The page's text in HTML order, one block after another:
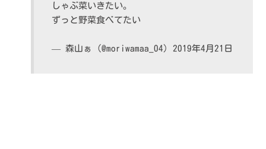
しゃぶ菜いきたい。
ずっと野菜食べてたい
— 森山ぁ (@moriwamaa_04) 2019年4月21日